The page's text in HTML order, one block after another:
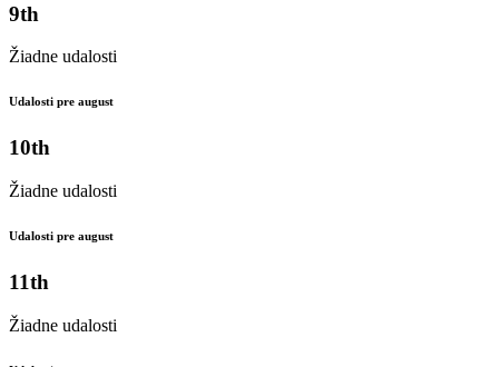
9th
Žiadne udalosti
Udalosti pre august
10th
Žiadne udalosti
Udalosti pre august
11th
Žiadne udalosti